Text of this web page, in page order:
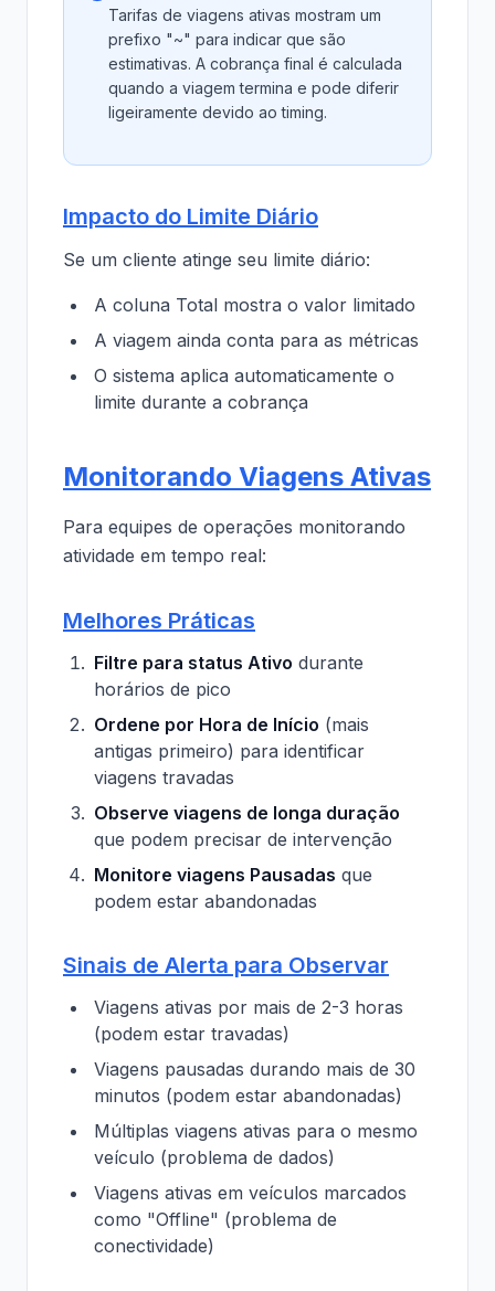
Tarifas de viagens ativas mostram um
prefixo "~" para indicar que são
estimativas. A cobrança final é calculada
quando a viagem termina e pode diferir
ligeiramente devido ao timing.
Impacto do Limite Diário
Se um cliente atinge seu limite diário:
A coluna Total mostra o valor limitado
A viagem ainda conta para as métricas
O sistema aplica automaticamente o
limite durante a cobrança
Monitorando Viagens Ativas
Para equipes de operações monitorando
atividade em tempo real:
Melhores Práticas
Filtre para status Ativo durante
horários de pico
Ordene por Hora de Início (mais
antigas primeiro) para identificar
viagens travadas
Observe viagens de longa duração
que podem precisar de intervenção
Monitore viagens Pausadas que
podem estar abandonadas
Sinais de Alerta para Observar
Viagens ativas por mais de 2-3 horas
(podem estar travadas)
Viagens pausadas durando mais de 30
minutos (podem estar abandonadas)
Múltiplas viagens ativas para o mesmo
veículo (problema de dados)
Viagens ativas em veículos marcados
como "Offline" (problema de
conectividade)